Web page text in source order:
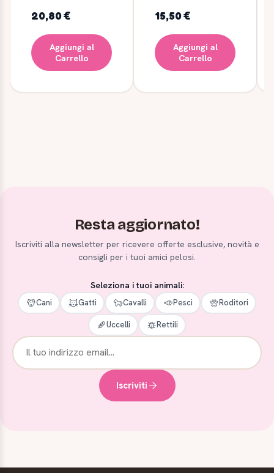
20,80 €
Aggiungi al
Carrello
15,50 €
Aggiungi al
Carrello
Resta aggiornato!
Iscriviti alla newsletter per ricevere offerte esclusive, novità e
consigli per i tuoi amici pelosi.
Seleziona i tuoi animali:
Cani Gatti Cavalli Pesci Roditori
Uccelli Rettili
Iscriviti